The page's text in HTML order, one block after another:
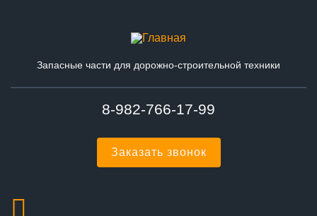
Запасные части для дорожно-строительной техники
8-982-766-17-99
Заказать звонок